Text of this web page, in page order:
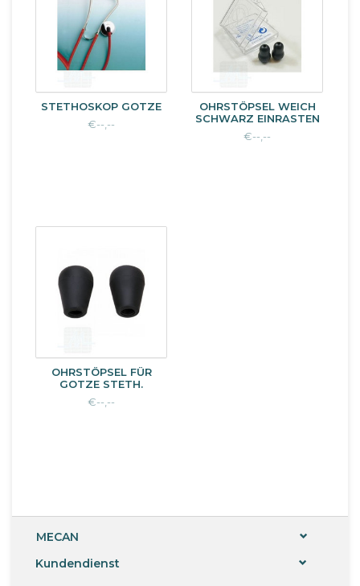
STETHOSKOP GOTZE
€--,--
OHRSTÖPSEL WEICH
SCHWARZ EINRASTEN
€--,--
OHRSTÖPSEL FÜR
GOTZE STETH.
€--,--
MECAN
Kundendienst